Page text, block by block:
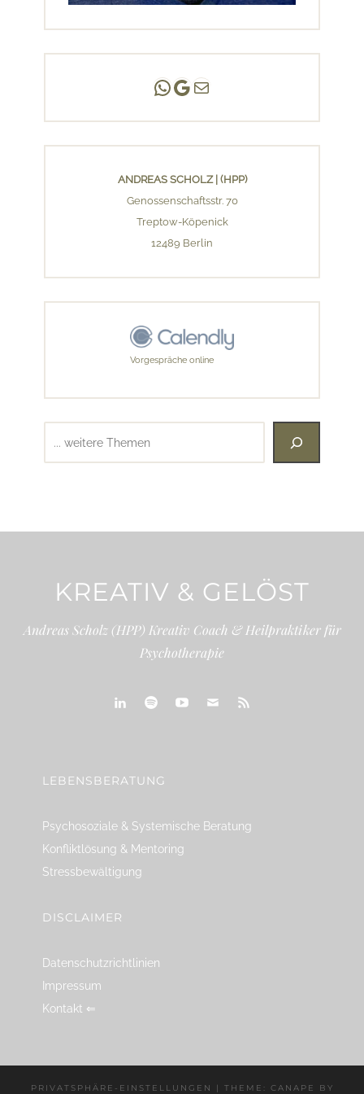
Andreas Scholz | (HPP)
Praxis Adlershof
E-Mail an mich ...
ANDREAS SCHOLZ | (HPP)
Genossenschaftsstr. 70
Treptow-Köpenick
12489 Berlin
Vorgespräche online
KREATIV & GELÖST
Andreas Scholz (HPP) Kreativ Coach & Heilpraktiker für
Psychotherapie
LEBENSBERATUNG
Psychosoziale & Systemische Beratung
Konfliktlösung & Mentoring
Stressbewältigung
DISCLAIMER
Datenschutzrichtlinien
Impressum
Kontakt ⇐
PRIVATSPHÄRE-EINSTELLUNGEN | THEME: CANAPE BY